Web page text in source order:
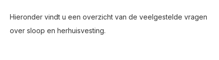
Hieronder vindt u een overzicht van de veelgestelde vragen
over sloop en herhuisvesting.